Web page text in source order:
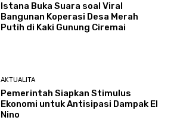
Istana Buka Suara soal Viral
Bangunan Koperasi Desa Merah
Putih di Kaki Gunung Ciremai
AKTUALITA
Pemerintah Siapkan Stimulus
Ekonomi untuk Antisipasi Dampak El
Nino